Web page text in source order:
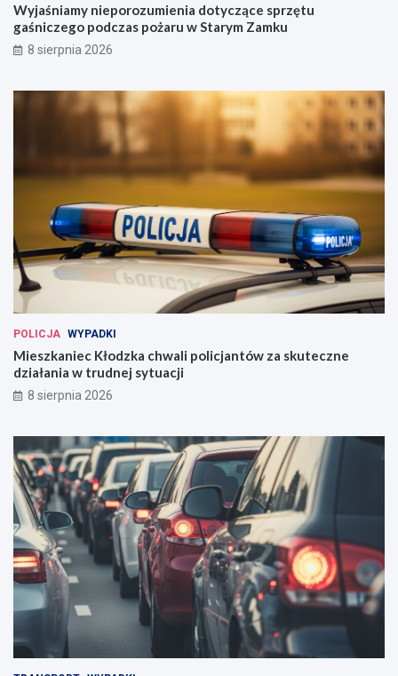
Wyjaśniamy nieporozumienia dotyczące sprzętu
gaśniczego podczas pożaru w Starym Zamku
8 sierpnia 2026
POLICJA WYPADKI
Mieszkaniec Kłodzka chwali policjantów za skuteczne
działania w trudnej sytuacji
8 sierpnia 2026